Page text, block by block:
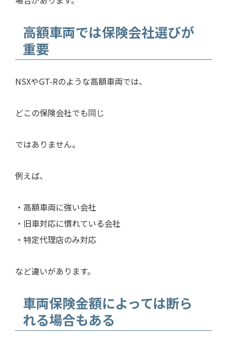
高額車両では保険会社選びが
重要
NSXやGT-Rのような高額車両では、
どこの保険会社でも同じ
ではありません。
例えば、
・高額車両に強い会社
・旧車対応に慣れている会社
・特定代理店のみ対応
など違いがあります。
車両保険金額によっては断ら
れる場合もある